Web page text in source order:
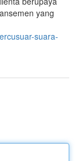
yang
suara-